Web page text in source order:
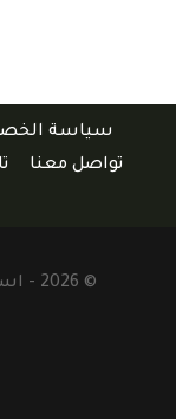
سياسة
تواصل معنا
© 2026 - اسأل طبيب. جميع الحقوق محفوظة.